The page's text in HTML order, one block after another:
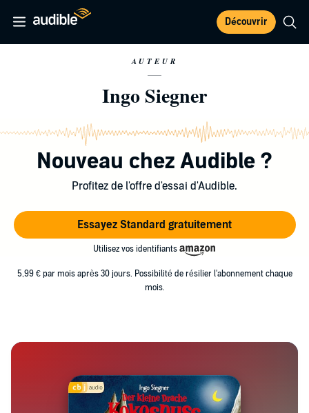
Découvrir
AUTEUR
Ingo Siegner
Nouveau chez Audible ?
Profitez de l'offre d'essai d'Audible.
Essayez Standard gratuitement
Utilisez vos identifiants
5,99 € par mois après 30 jours. Possibilité de résilier l'abonnement chaque
mois.